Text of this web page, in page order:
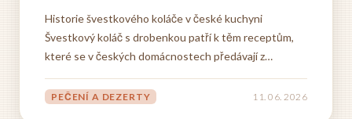
Historie švestkového koláče v české kuchyni
Švestkový koláč s drobenkou patří k těm receptům,
které se v českých domácnostech předávají z
uvědomovali. Babičky ho pekly pro vnoučata, matky
PEČENÍ A DEZERTY 11. 06. 2026